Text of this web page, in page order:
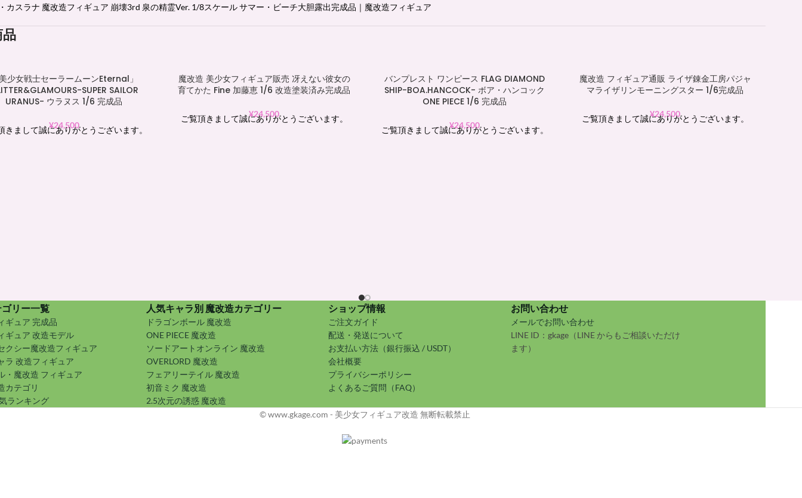
少女戦士セーラームーンEternal」
SUPER SAILOR
URANUS- ウラヌス 1/6 完成品
¥24,500
きまして誠にありがとうございます。
魔改造 美少女フィギュア販売 冴えない彼女の
育てかた Fine 加藤恵 1/6 改造塗装済み完成品
¥24,500
ご覧頂きまして誠にありがとうございます。
バンプレスト ワンピース FLAG DIAMOND
SHIP-BOA.HANCOCK- ボア・ハンコック
ONE PIECE 1/6 完成品
¥24,500
ご覧頂きまして誠にありがとうございます。
魔改造 フィギュア通販 ライザ錬金工房パジャ
マライザリンモーニングスター 1/6完成品
¥24,500
ご覧頂きまして誠にありがとうございます。
リー一覧
ギュア 完成品
ギュア 改造モデル
クシー魔改造フィギュア
ラ 改造フィギュア
・魔改造 フィギュア
カテゴリ
ランキング
人気キャラ別 魔改造カテゴリー
ドラゴンボール 魔改造
ONE PIECE 魔改造
ソードアートオンライン 魔改造
OVERLORD 魔改造
フェアリーテイル 魔改造
初音ミク 魔改造
2.5次元の誘惑 魔改造
ショップ情報
ご注文ガイド
配送・発送について
お支払い方法（銀行振込 / USDT）
会社概要
プライバシーポリシー
よくあるご質問（FAQ）
お問い合わせ
メールでお問い合わせ
LINE ID：gkage（LINE からもご相談いただけ
ます）
© www.gkage.com - 美少女フィギュア改造 無断転載禁止